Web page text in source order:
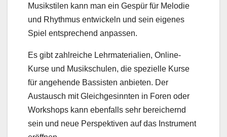
Musikstilen kann man ein Gespür für Melodie
und Rhythmus entwickeln und sein eigenes
Spiel entsprechend anpassen.
Es gibt zahlreiche Lehrmaterialien, Online-
Kurse und Musikschulen, die spezielle Kurse
für angehende Bassisten anbieten. Der
Austausch mit Gleichgesinnten in Foren oder
Workshops kann ebenfalls sehr bereichernd
sein und neue Perspektiven auf das Instrument